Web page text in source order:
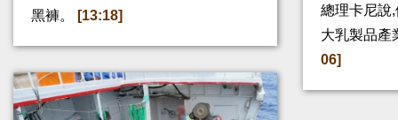
黑褲。
[13:18]
總理卡尼說
大乳製品產
06]